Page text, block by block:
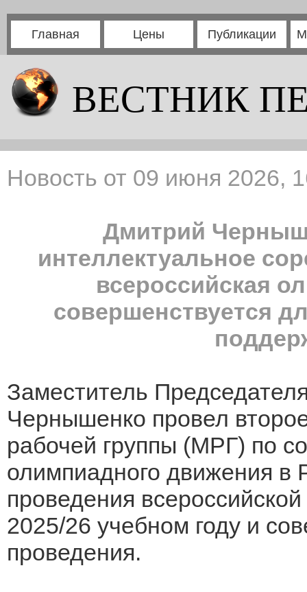
Главная Цены Публикации
ВЕСТНИК
Новость от 09 июня 2026,
Дмитрий
интеллектуальное
всероссийская
совершенствуется
Заместитель
Чернышенко провел
рабочей группы (МРГ) по
олимпиадного движения в
проведения
2025/26 учебном году и
проведения.